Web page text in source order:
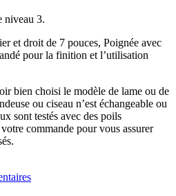
niveau 3.
et droit de 7 pouces, Poignée avec
pour la finition et l’utilisation
bien choisi le modèle de lame ou de
ou ciseau n’est échangeable ou
sont testés avec des poils
commande pour vous assurer